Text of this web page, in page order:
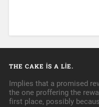
THE CAKE IS A LIE.
Implies that a promised
the one proffering the
first place, possibly